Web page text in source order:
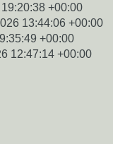
+00:00
13:44:06 +00:00
+00:00
12:47:14 +00:00